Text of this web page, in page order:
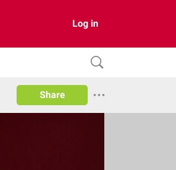
Log in
Share